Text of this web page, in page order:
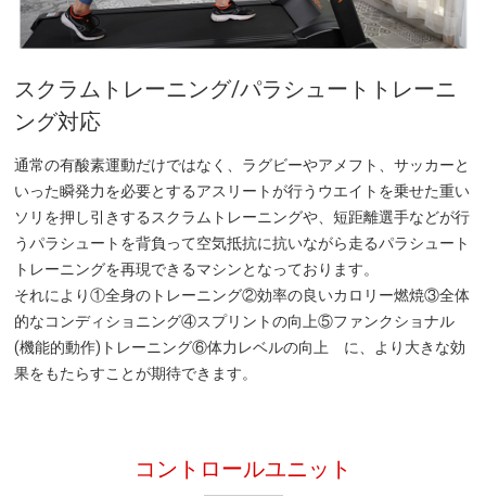
スクラムトレーニング/パラシュートトレーニ
ング対応
通常の有酸素運動だけではなく、ラグビーやアメフト、サッカーと
いった瞬発力を必要とするアスリートが行うウエイトを乗せた重い
ソリを押し引きするスクラムトレーニングや、短距離選手などが行
うパラシュートを背負って空気抵抗に抗いながら走るパラシュート
トレーニングを再現できるマシンとなっております。
それにより①全身のトレーニング②効率の良いカロリー燃焼③全体
的なコンディショニング④スプリントの向上⑤ファンクショナル
(機能的動作)トレーニング⑥体力レベルの向上 に、より大きな効
果をもたらすことが期待できます。
コントロールユニット